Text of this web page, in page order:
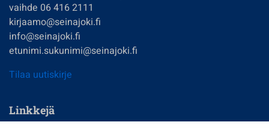
vaihde 06 416 2111
kirjaamo@seinajoki.fi
info@seinajoki.fi
etunimi.sukunimi@seinajoki.fi
Tilaa uutiskirje
Linkkejä